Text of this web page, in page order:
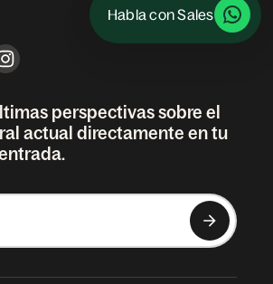
Habla con Sales
perspectivas sobre el
actual directamente en tu